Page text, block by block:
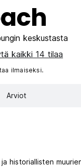
keskustasta
kaikki 14 tilaa
ilmaiseksi.
Arviot
historiallisten